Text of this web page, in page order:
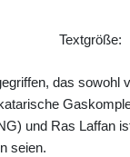
Textgröße:
das sowohl
und Ras Laffan
seien.